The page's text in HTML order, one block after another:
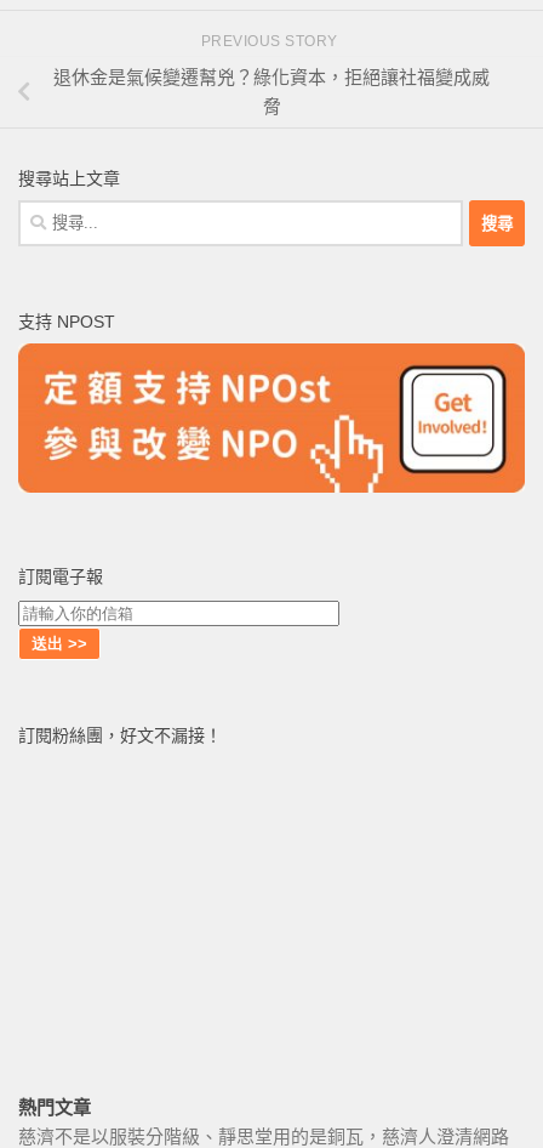
PREVIOUS STORY
退休金是氣候變遷幫兇？綠化資本，拒絕讓社福變成威
脅
搜尋站上文章
搜
尋
字:
支持 NPOST
訂閱電子報
訂閱粉絲團，好文不漏接！
熱門文章
慈濟不是以服裝分階級、靜思堂用的是銅瓦，慈濟人澄清網路